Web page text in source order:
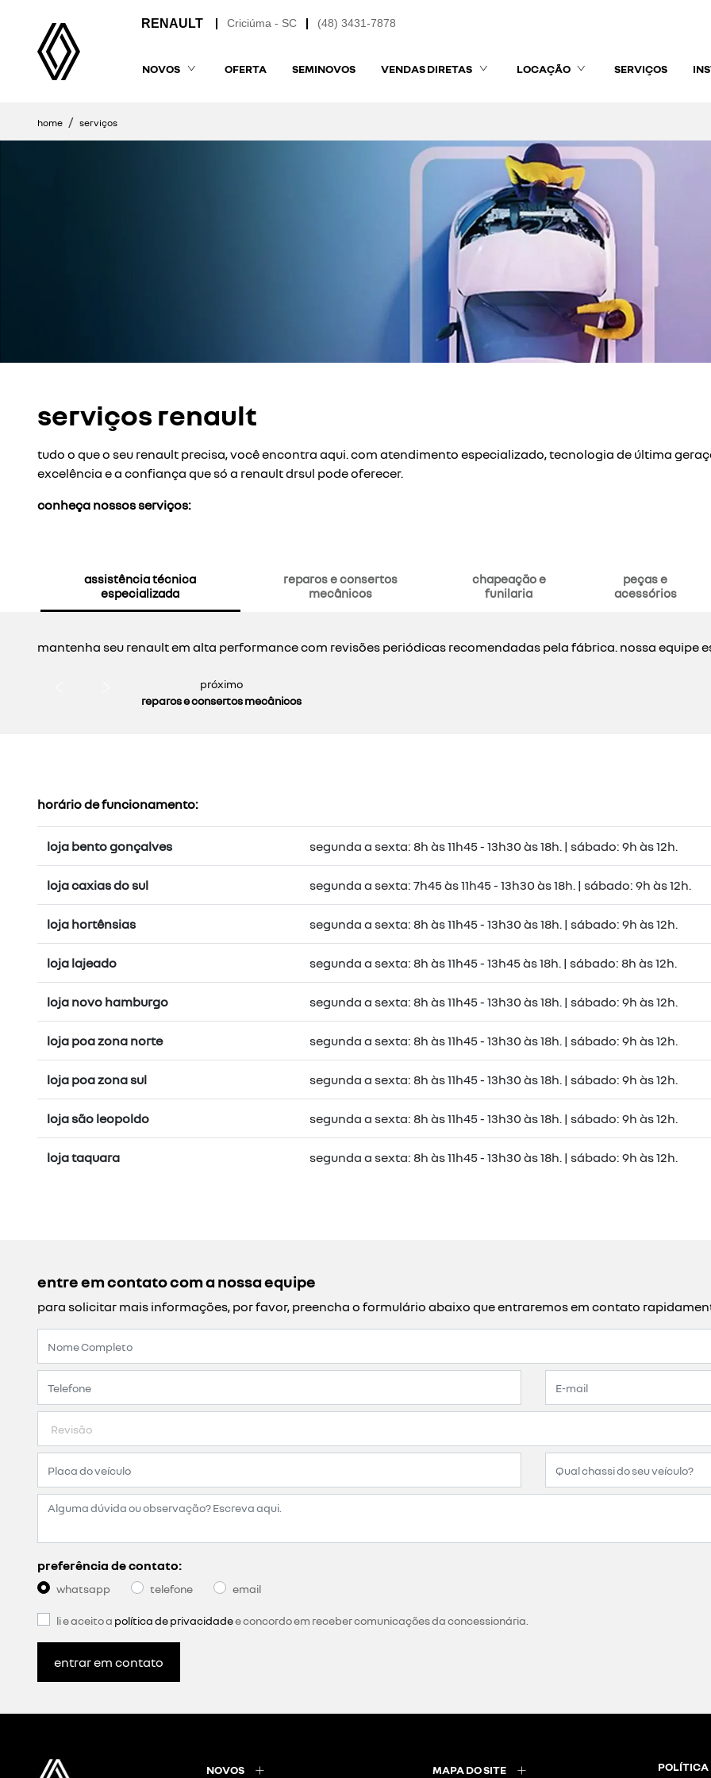
(48) 3431-7878
Criciúma - SC
NOVOS OFERTA SEMINOVOS VENDAS DIRETAS LOCAÇÃO SERVIÇOS
home serviços
serviços renault
tudo o que o seu renault precisa, você encontra aqui. com atendimento especializado, tecnologia de última
excelência e a confiança que só a renault drsul pode oferecer.
conheça nossos serviços:
assistência técnica
especializada
reparos e consertos
mecânicos
chapeação e
funilaria
peças e
acessórios
mantenha seu renault em alta performance com revisões periódicas recomendadas pela fábrica. nossa equipe
próximo
reparos e consertos mecânicos
horário de funcionamento:
loja bento gonçalves segunda a sexta: 8h às 11h45 - 13h30 às 18h. | sábado: 9h às 12h.
loja caxias do sul segunda a sexta: 7h45 às 11h45 - 13h30 às 18h. | sábado: 9h às 12h.
loja hortênsias segunda a sexta: 8h às 11h45 - 13h30 às 18h. | sábado: 9h às 12h.
loja lajeado segunda a sexta: 8h às 11h45 - 13h45 às 18h. | sábado: 8h às 12h.
loja novo hamburgo segunda a sexta: 8h às 11h45 - 13h30 às 18h. | sábado: 9h às 12h.
loja poa zona norte segunda a sexta: 8h às 11h45 - 13h30 às 18h. | sábado: 9h às 12h.
loja poa zona sul segunda a sexta: 8h às 11h45 - 13h30 às 18h. | sábado: 9h às 12h.
loja são leopoldo segunda a sexta: 8h às 11h45 - 13h30 às 18h. | sábado: 9h às 12h.
loja taquara segunda a sexta: 8h às 11h45 - 13h30 às 18h. | sábado: 9h às 12h.
entre em contato com a nossa equipe
para solicitar mais informações, por favor, preencha o formulário abaixo que entraremos em contato
preferência de contato:
whatsapp telefone email
li e aceito a política de privacidadee concordo em receber comunicações da concessionária.
entrar em contato
NOVOS MAPA DO SITE POLÍTICA